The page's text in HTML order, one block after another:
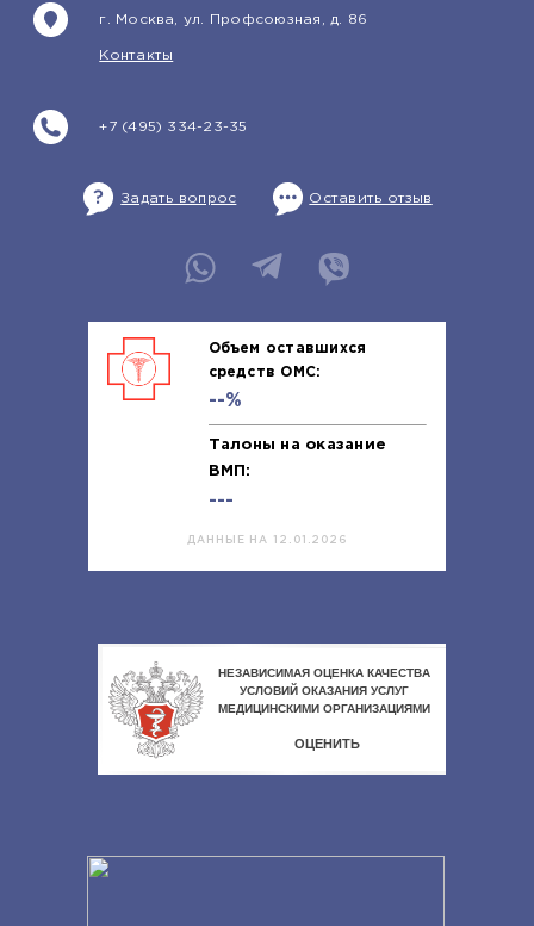
+7 (495) 334-23-35
г. Москва, ул. Профсоюзная, д. 86
Контакты
Задать вопрос Оставить отзыв
Объем оставшихся
средств ОМС:
--%
Талоны на оказание
ВМП:
---
ДАННЫЕ НА 12.01.2026